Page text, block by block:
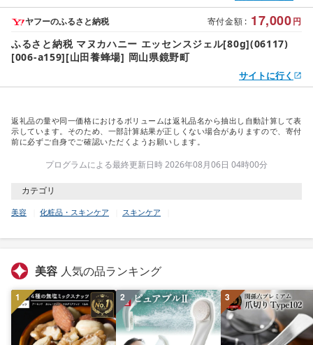
寄付金額 : 17,000円
ヤフーのふるさと納税
ふるさと納税 マヌカハニー エッセンスジェル[80g](06117)
[006-a159][山田養蜂場] 岡山県鏡野町
サイトに行く
返礼品の量や同一価格におけるボリュームは返礼品名から抽出し自動計算して表
示しています。そのため、一部計算結果が正しくない場合がありますので、寄付
前に必ずご自身でご確認いただくようお願いします。
プログラムによる最終更新日時 2026年08月06日 04時00分
カテゴリ
美容 化粧品・スキンケア スキンケア
美容 人気の品ランキング
1 2 3